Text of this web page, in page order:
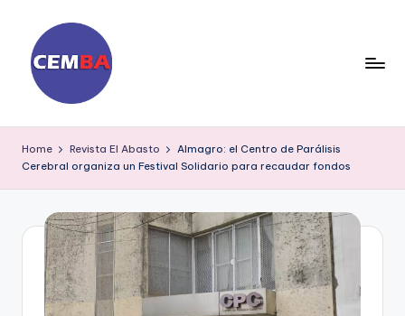
content
ia
ri
C
E
M
Home Revista El Abasto
Almagro: el Centro de Parálisis
Cerebral organiza un Festival Solidario para recaudar fondos